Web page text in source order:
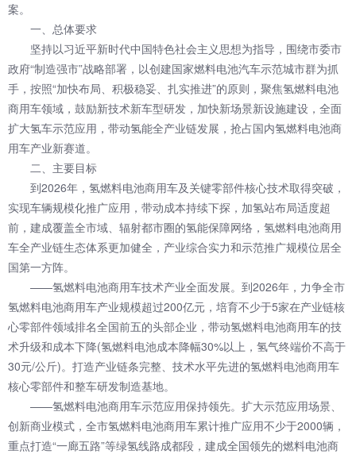
案。
一、总体要求
坚持以习近平新时代中国特色社会主义思想为指导，围绕市委市
政府“制造强市”战略部署，以创建国家燃料电池汽车示范城市群为抓
手，按照“加快布局、积极稳妥、扎实推进”的原则，聚焦氢燃料电池
商用车领域，鼓励新技术新车型研发，加快新场景新设施建设，全面
扩大氢车示范应用，带动氢能全产业链发展，抢占国内氢燃料电池商
用车产业新赛道。
二、主要目标
到2026年，氢燃料电池商用车及关键零部件核心技术取得突破，
实现车辆规模化推广应用，带动成本持续下探，加氢站布局适度超
前，建成覆盖全市域、辐射都市圈的氢能保障网络，氢燃料电池商用
车全产业链生态体系更加健全，产业综合实力和示范推广规模位居全
国第一方阵。
——氢燃料电池商用车技术产业全面发展。到2026年，力争全市
氢燃料电池商用车产业规模超过200亿元，培育不少于5家在产业链核
心零部件领域排名全国前五的头部企业，带动氢燃料电池商用车的技
术升级和成本下降(氢燃料电池成本降幅30%以上，氢气终端价不高于
30元/公斤)。打造产业链条完整、技术水平先进的氢燃料电池商用车
核心零部件和整车研发制造基地。
——氢燃料电池商用车示范应用保持领先。扩大示范应用场景、
创新商业模式，全市氢燃料电池商用车累计推广应用不少于2000辆，
重点打造“一廊五路”等绿氢线路成都段，建成全国领先的燃料电池商